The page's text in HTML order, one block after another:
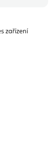
zařízení